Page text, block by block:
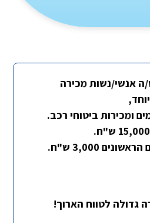
אנשי/נשות מכירה
ומכירות ביטוחי רכב.
3,000 ש"ח.
גדולה לטווח הארוך!